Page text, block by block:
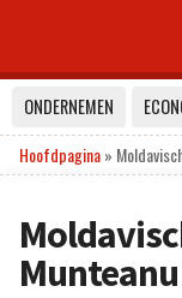
ONDERNEMEN
Hoofdpagina»